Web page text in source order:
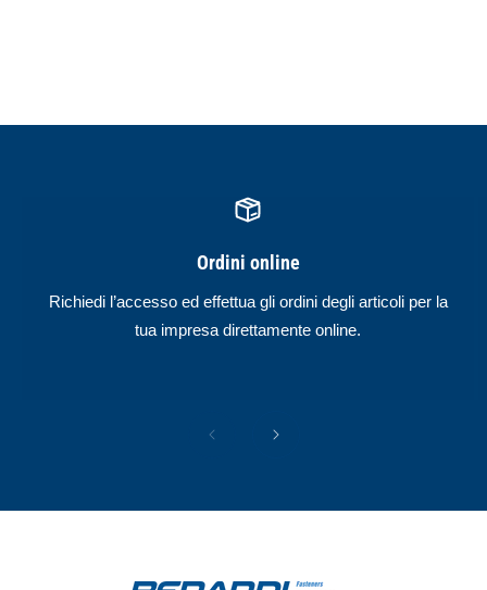
Ordini online
Richiedi l’accesso ed effettua gli ordini degli articoli per la
tua impresa direttamente online.